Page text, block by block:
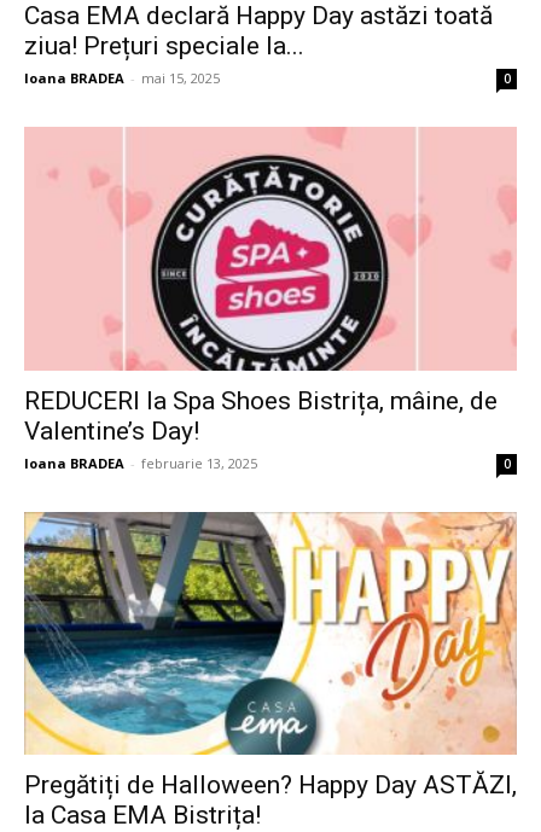
Casa EMA declară Happy Day astăzi toată
ziua! Prețuri speciale la...
Ioana BRADEA - mai 15, 2025 0
REDUCERI la Spa Shoes Bistrița, mâine, de
Valentine’s Day!
Ioana BRADEA - februarie 13, 2025 0
Pregătiți de Halloween? Happy Day ASTĂZI,
la Casa EMA Bistrița!